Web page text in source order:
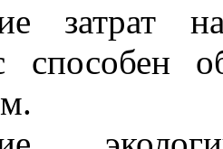
затрат
способен